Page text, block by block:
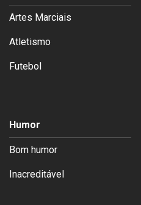
Artes Marciais
Atletismo
Futebol
Humor
Bom humor
Inacreditável